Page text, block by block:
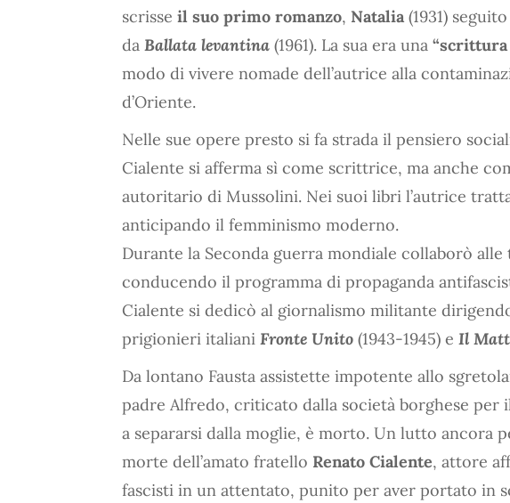
scrisse il suo primo romanzo, Natalia (1931)
da Ballata levantina (1961). La sua era una “scrittura
modo di vivere nomade dell’autrice alla
d’Oriente.
Nelle sue opere presto si fa strada il pensiero
Cialente si afferma sì come scrittrice, ma anche
autoritario di Mussolini. Nei suoi libri l’autrice
anticipando il femminismo moderno.
Durante la Seconda guerra mondiale collaborò
conducendo il programma di propaganda
Cialente si dedicò al giornalismo militante
prigionieri italiani Fronte Unito (1943-1945) e Il
Da lontano Fausta assistette impotente allo
padre Alfredo, criticato dalla società borghese
a separarsi dalla moglie, è morto. Un lutto ancora
morte dell’amato fratello Renato Cialente, attore
fascisti in un attentato, punito per aver portato in